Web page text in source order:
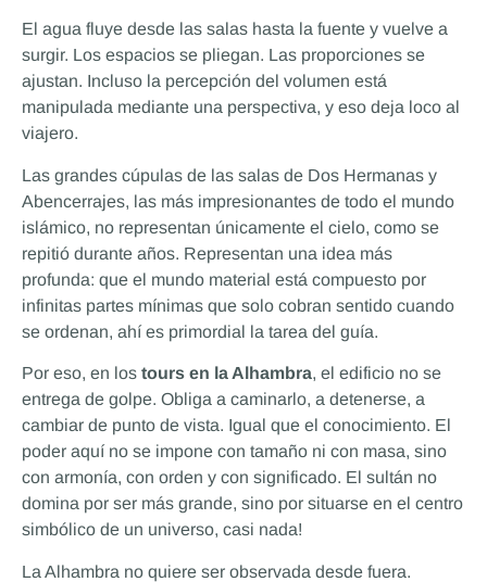
El agua fluye desde las salas hasta la fuente y vuelve a
surgir. Los espacios se pliegan. Las proporciones se
ajustan. Incluso la percepción del volumen está
manipulada mediante una perspectiva, y eso deja loco al
viajero.
Las grandes cúpulas de las salas de Dos Hermanas y
Abencerrajes, las más impresionantes de todo el mundo
islámico, no representan únicamente el cielo, como se
repitió durante años. Representan una idea más
profunda: que el mundo material está compuesto por
infinitas partes mínimas que solo cobran sentido cuando
se ordenan, ahí es primordial la tarea del guía.
Por eso, en los tours en la Alhambra, el edificio no se
entrega de golpe. Obliga a caminarlo, a detenerse, a
cambiar de punto de vista. Igual que el conocimiento. El
poder aquí no se impone con tamaño ni con masa, sino
con armonía, con orden y con significado. El sultán no
domina por ser más grande, sino por situarse en el centro
simbólico de un universo, casi nada!
La Alhambra no quiere ser observada desde fuera.